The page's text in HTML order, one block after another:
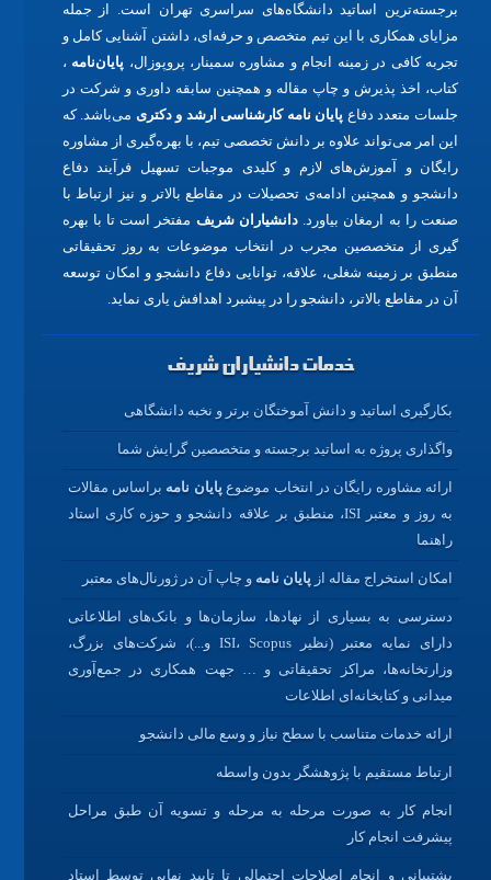
برجسته‌ترین اساتید دانشگاه‌های سراسری تهران است. از جمله
مزایای همکاری با این تیم متخصص و حرفه‌ای، داشتن آشنایی کامل و
تجربه کافی در زمینه انجام و مشاوره سمینار، پروپوزال، پایان‌نامه ،
کتاب، اخذ پذیرش و چاپ مقاله و همچنین سابقه داوری و شرکت در
جلسات متعدد دفاع پایان نامه کارشناسی ارشد و دکتری می‌باشد. که
این امر می‌تواند علاوه بر دانش تخصصی تیم، با بهره‌گیری از مشاوره
رایگان و آموزش‌های لازم و کلیدی موجبات تسهیل فرآیند دفاع
دانشجو و همچنین ادامه‌ی تحصیلات در مقاطع بالاتر و نیز ارتباط با
صنعت را به ارمغان بیاورد.دانشیاران شریف مفتخر است تا با بهره
گیری از متخصصین مجرب در انتخاب موضوعات به روز تحقیقاتی
منطبق بر زمینه شغلی، علاقه، توانایی دفاع دانشجو و امکان توسعه
آن در مقاطع بالاتر، دانشجو را در پیشبرد اهدافش یاری نماید.
خدمات دانشیاران شریف
بکارگیری اساتید و دانش آموختگان برتر و نخبه دانشگاهی
واگذاری پروژه به اساتید برجسته و متخصصین گرایش شما
ارائه مشاوره رایگان در انتخاب موضوع پایان نامه براساس مقالات
به روز و معتبر ISI، منطبق بر علاقه دانشجو و حوزه کاری استاد
راهنما
امکان استخراج مقاله از پایان نامه و چاپ آن در ژورنال‌های معتبر
دسترسی به بسیاری از نهادها، سازمان‌ها و بانک‌های اطلاعاتی
دارای نمایه معتبر (نظیر ISI، Scopus و...)، شرکت‌های بزرگ،
وزارتخانه‌ها، مراکز تحقیقاتی و … جهت همکاری در جمع‌آوری
میدانی و کتابخانه‌ای اطلاعات
ارائه خدمات متناسب با سطح نیاز و وسع مالی دانشجو
ارتباط مستقیم با پژوهشگر بدون واسطه
انجام کار به صورت مرحله به مرحله و تسویه آن طبق مراحل
پیشرفت انجام کار
پشتیبانی و انجام اصلاحات احتمالی تا تایید نهایی توسط استاد